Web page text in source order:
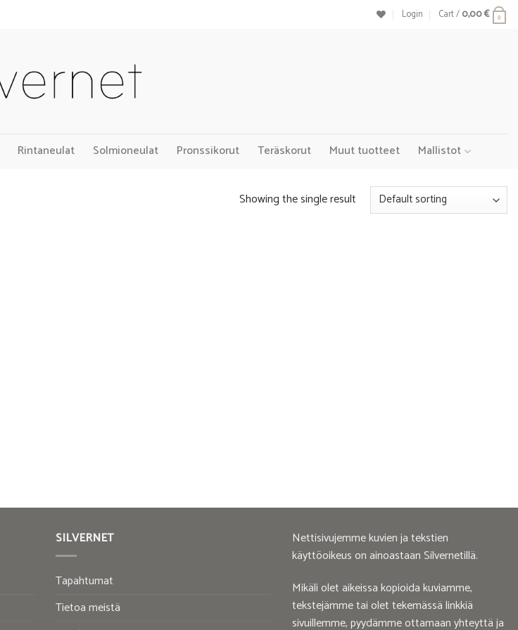
Login Cart /0,00€ 0
Rintaneulat Solmioneulat Pronssikorut Teräskorut Muut tuotteet Mallistot
Showing the single result
SILVERNET
Tapahtumat
Tietoa meistä
Nettisivujemme kuvien ja tekstien
käyttöoikeus on ainoastaan Silvernetillä.
Mikäli olet aikeissa kopioida kuviamme,
tekstejämme tai olet tekemässä linkkiä
sivuillemme, pyydämme ottamaan yhteyttä ja